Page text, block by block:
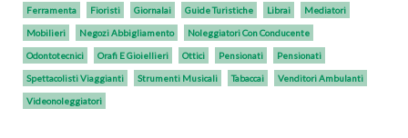
Ferramenta Fioristi Giornalai Guide Turistiche Librai Mediatori
Mobilieri Negozi Abbigliamento Noleggiatori Con Conducente
Odontotecnici Orafi E Gioiellieri Ottici Pensionati Pensionati
Spettacolisti Viaggianti Strumenti Musicali Tabaccai Venditori Ambulanti
Videonoleggiatori